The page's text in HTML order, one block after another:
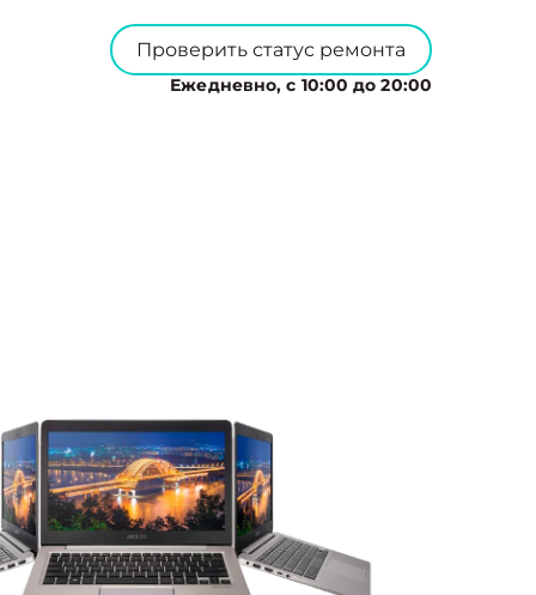
Проверить статус ремонта
Ежедневно, с 10:00 до 20:00